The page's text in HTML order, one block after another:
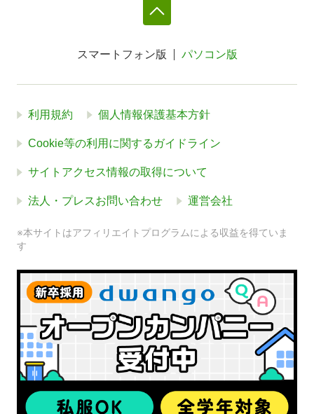
スマートフォン版 パソコン版
利用規約 個人情報保護基本方針
Cookie等の利用に関するガイドライン
サイトアクセス情報の取得について
法人・プレスお問い合わせ 運営会社
※本サイトはアフィリエイトプログラムによる収益を得ていま
す